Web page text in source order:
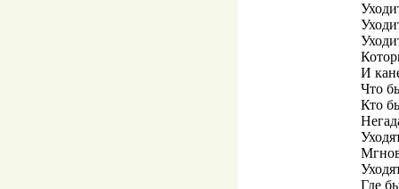
И
Что
Кто
Где